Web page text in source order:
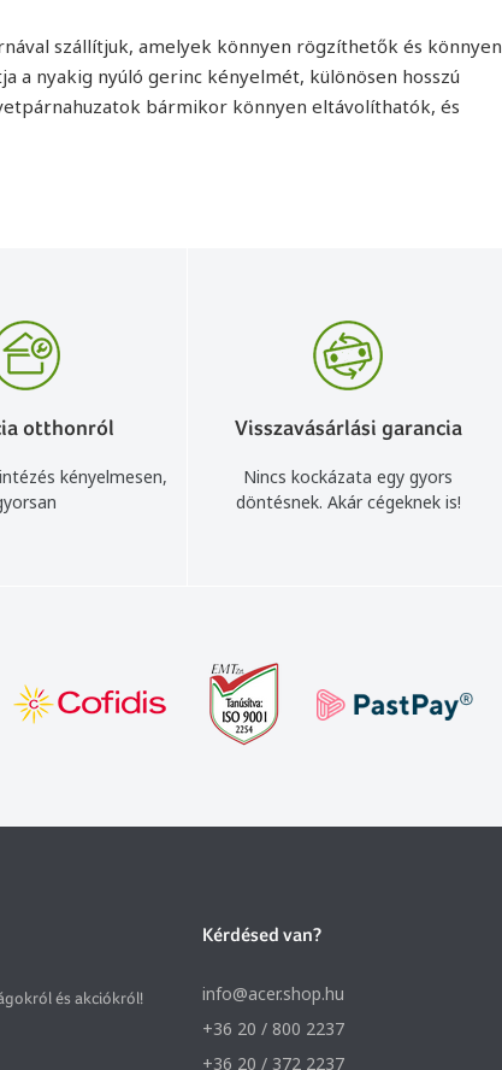
szállítjuk, amelyek könnyen rögzíthetők és könnyen
a nyakig nyúló gerinc kényelmét, különösen hosszú
bármikor könnyen eltávolíthatók, és
otthonról
kényelmesen,
Visszavásárlási garancia
Nincs kockázata egy gyors
döntésnek. Akár cégeknek is!
és akciókról!
Kérdésed van?
info@acer.shop.hu
+36 20 / 800 2237
+36 20 / 372 2237